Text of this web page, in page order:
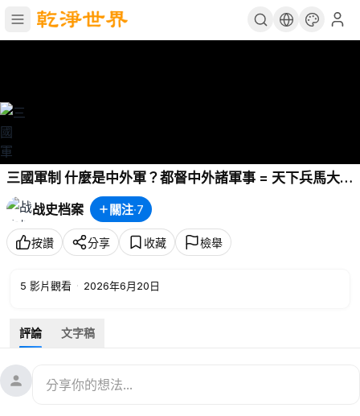
三國軍制 什麼是中外軍？都督中外諸軍事 = 天下兵馬大元
帥麼？｜軍制（七）
战史档案
關注·7
按讚 分享 收藏 檢舉
5 影片觀看 · 2026年6月20日
評論 文字稿